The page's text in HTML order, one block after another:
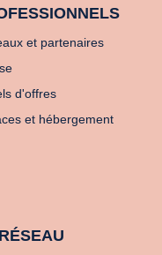
et partenaires
d'offres
et hébergement